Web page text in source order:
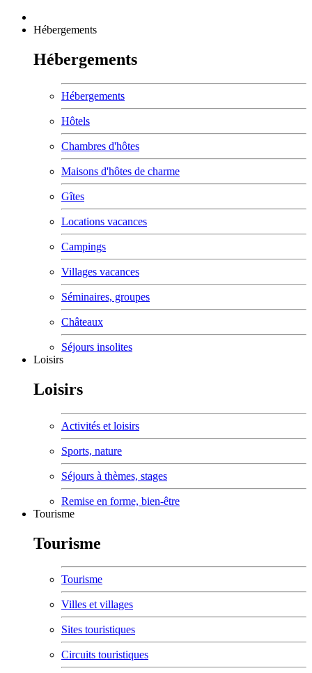
Hébergements
Hébergements
Hébergements
Hôtels
Chambres d'hôtes
Maisons d'hôtes de charme
Gîtes
Locations vacances
Campings
Villages vacances
Séminaires, groupes
Châteaux
Séjours insolites
Loisirs
Loisirs
Activités et loisirs
Sports, nature
Séjours à thèmes, stages
Remise en forme, bien-être
Tourisme
Tourisme
Tourisme
Villes et villages
Sites touristiques
Circuits touristiques